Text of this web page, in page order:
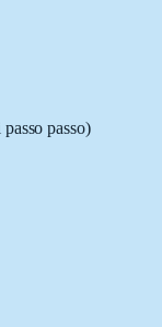
passo)